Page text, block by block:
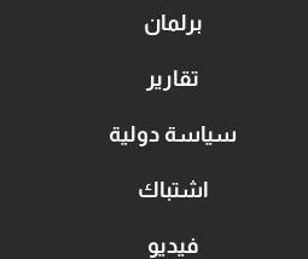
برلمان
تقارير
سياسة دولية
اشتباك
فيديو